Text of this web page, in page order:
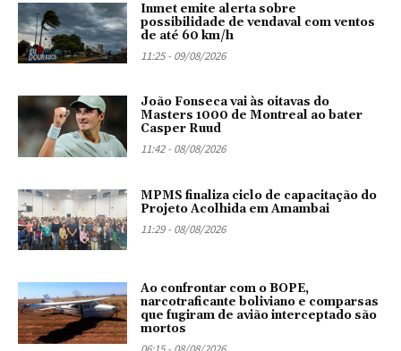
Inmet emite alerta sobre
possibilidade de vendaval com ventos
de até 60 km/h
11:25 - 09/08/2026
João Fonseca vai às oitavas do
Masters 1000 de Montreal ao bater
Casper Ruud
11:42 - 08/08/2026
MPMS finaliza ciclo de capacitação do
Projeto Acolhida em Amambai
11:29 - 08/08/2026
Ao confrontar com o BOPE,
narcotraficante boliviano e comparsas
que fugiram de avião interceptado são
mortos